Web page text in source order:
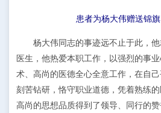
患者为杨大伟赠送锦旗
杨大伟同志的事迹远不止于此，
医生，他热爱本职工作，以强烈的事
术、高尚的医德全心全意工作，在自
刻苦钻研，恪守职业道德，凭着熟练
高尚的思想品质得到了领导、同行的